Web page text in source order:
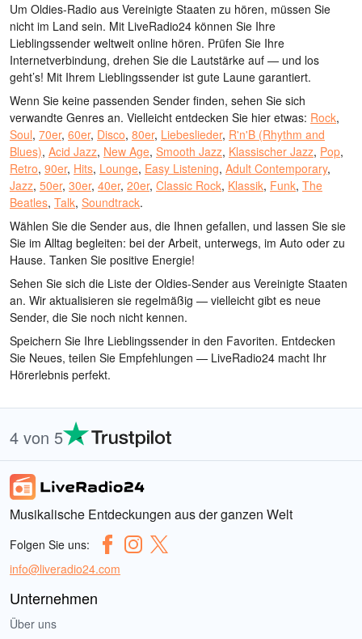
Um Oldies-Radio aus Vereinigte Staaten zu hören, müssen Sie
nicht im Land sein. Mit LiveRadio24 können Sie Ihre
Lieblingssender weltweit online hören. Prüfen Sie Ihre
Internetverbindung, drehen Sie die Lautstärke auf — und los
geht’s! Mit Ihrem Lieblingssender ist gute Laune garantiert.
Wenn Sie keine passenden Sender finden, sehen Sie sich
verwandte Genres an. Vielleicht entdecken Sie hier etwas: Rock,
Soul, 70er, 60er, Disco, 80er, Liebeslieder, R'n'B (Rhythm and
Blues), Acid Jazz, New Age, Smooth Jazz, Klassischer Jazz, Pop,
Retro, 90er, Hits, Lounge, Easy Listening, Adult Contemporary,
Jazz, 50er, 30er, 40er, 20er, Classic Rock, Klassik, Funk, The
Beatles, Talk, Soundtrack.
Wählen Sie die Sender aus, die Ihnen gefallen, und lassen Sie sie
Sie im Alltag begleiten: bei der Arbeit, unterwegs, im Auto oder zu
Hause. Tanken Sie positive Energie!
Sehen Sie sich die Liste der Oldies-Sender aus Vereinigte Staaten
an. Wir aktualisieren sie regelmäßig — vielleicht gibt es neue
Sender, die Sie noch nicht kennen.
Speichern Sie Ihre Lieblingssender in den Favoriten. Entdecken
Sie Neues, teilen Sie Empfehlungen — LiveRadio24 macht Ihr
Hörerlebnis perfekt.
4 von 5
Musikalische Entdeckungen aus der ganzen Welt
Folgen Sie uns:
info@liveradio24.com
Unternehmen
Über uns